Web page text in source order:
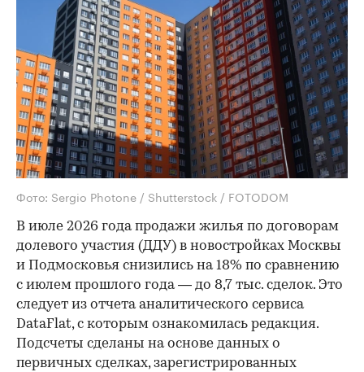
Фото: Sergio Photone / Shutterstock / FOTODOM
В июле 2026 года продажи жилья по договорам
долевого участия (ДДУ) в новостройках Москвы
и Подмосковья снизились на 18% по сравнению
с июлем прошлого года — до 8,7 тыс. сделок. Это
следует из отчета аналитического сервиса
DataFlat, с которым ознакомилась редакция.
Подсчеты сделаны на основе данных о
первичных сделках, зарегистрированных